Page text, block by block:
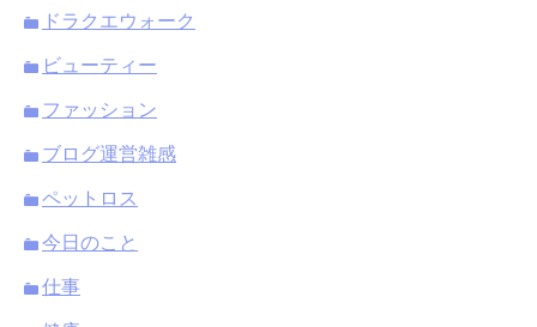
ドラクエウォーク
ビューティー
ファッション
ブログ運営雑感
ペットロス
今日のこと
仕事